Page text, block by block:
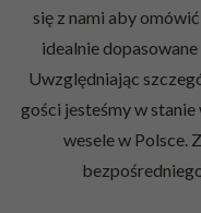
się z nami aby
idealnie
Uwzględniając
gości jesteśmy w
wesele w Polsce.